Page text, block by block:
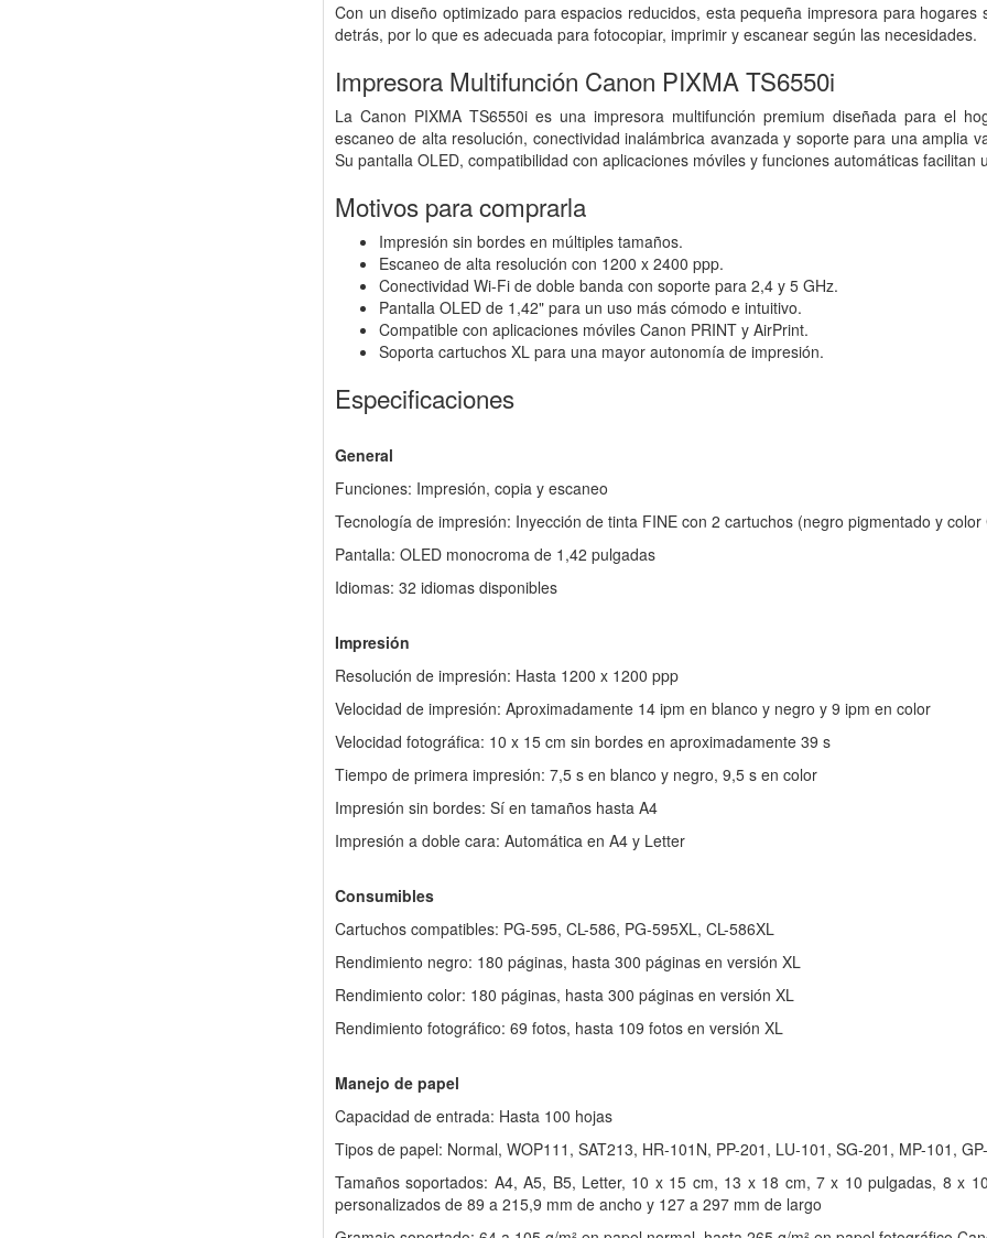
Con un diseño optimizado para espacios reducidos, esta pequeña impresora para
detrás, por lo que es adecuada para fotocopiar, imprimir y escanear según las necesidades.
Impresora Multifunción Canon PIXMA TS6550i
La Canon PIXMA TS6550i es una impresora multifunción premium diseñada para el
escaneo de alta resolución, conectividad inalámbrica avanzada y soporte para una amplia
Su pantalla OLED, compatibilidad con aplicaciones móviles y funciones automáticas
Motivos para comprarla
Impresión sin bordes en múltiples tamaños.
Escaneo de alta resolución con 1200 x 2400 ppp.
Conectividad Wi-Fi de doble banda con soporte para 2,4 y 5 GHz.
Pantalla OLED de 1,42" para un uso más cómodo e intuitivo.
Compatible con aplicaciones móviles Canon PRINT y AirPrint.
Soporta cartuchos XL para una mayor autonomía de impresión.
Especificaciones
General
Funciones: Impresión, copia y escaneo
Tecnología de impresión: Inyección de tinta FINE con 2 cartuchos (negro pigmentado y color
Pantalla: OLED monocroma de 1,42 pulgadas
Idiomas: 32 idiomas disponibles
Impresión
Resolución de impresión: Hasta 1200 x 1200 ppp
Velocidad de impresión: Aproximadamente 14 ipm en blanco y negro y 9 ipm en color
Velocidad fotográfica: 10 x 15 cm sin bordes en aproximadamente 39 s
Tiempo de primera impresión: 7,5 s en blanco y negro, 9,5 s en color
Impresión sin bordes: Sí en tamaños hasta A4
Impresión a doble cara: Automática en A4 y Letter
Consumibles
Cartuchos compatibles: PG-595, CL-586, PG-595XL, CL-586XL
Rendimiento negro: 180 páginas, hasta 300 páginas en versión XL
Rendimiento color: 180 páginas, hasta 300 páginas en versión XL
Rendimiento fotográfico: 69 fotos, hasta 109 fotos en versión XL
Manejo de papel
Capacidad de entrada: Hasta 100 hojas
Tipos de papel: Normal, WOP111, SAT213, HR-101N, PP-201, LU-101, SG-201, MP-101,
Tamaños soportados: A4, A5, B5, Letter, 10 x 15 cm, 13 x 18 cm, 7 x 10 pulgadas, 8 x
personalizados de 89 a 215,9 mm de ancho y 127 a 297 mm de largo